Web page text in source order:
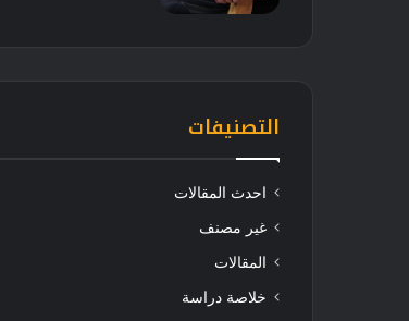
التصنيفات
احدث المقالات
غير مصنف
المقالات
خلاصة دراسة